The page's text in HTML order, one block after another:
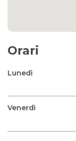
Orari
Lunedì
Venerdì